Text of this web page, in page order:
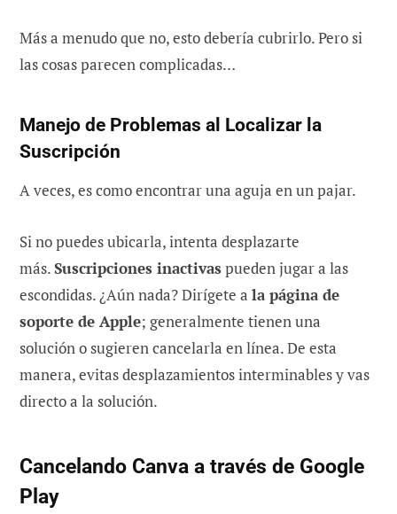
Más a menudo que no, esto debería cubrirlo. Pero si
las cosas parecen complicadas…
Manejo de Problemas al Localizar la
Suscripción
A veces, es como encontrar una aguja en un pajar.
Si no puedes ubicarla, intenta desplazarte
más.Suscripciones inactivas pueden jugar a las
escondidas. ¿Aún nada? Dirígete a la página de
soporte de Apple; generalmente tienen una
solución o sugieren cancelarla en línea. De esta
manera, evitas desplazamientos interminables y vas
directo a la solución.
Cancelando Canva a través de Google
Play